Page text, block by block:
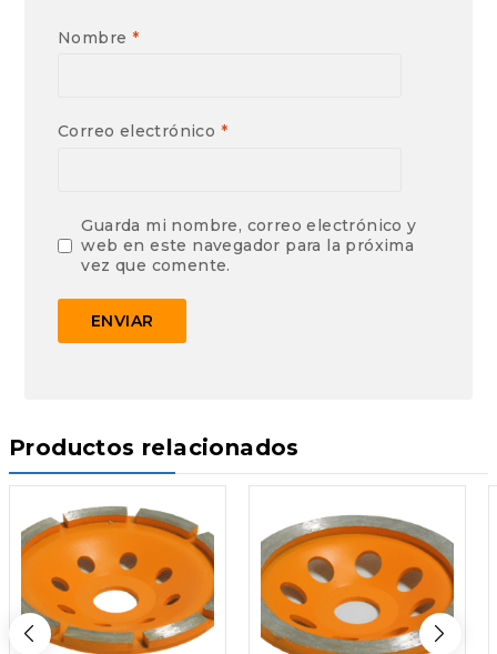
Nombre *
Correo electrónico *
Guarda mi nombre, correo electrónico y
web en este navegador para la próxima
vez que comente.
Productos relacionados